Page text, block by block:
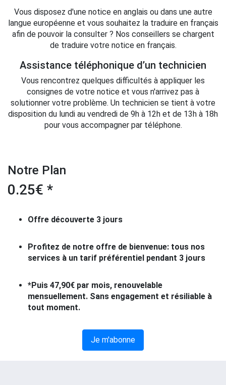
Vous disposez d'une notice en anglais ou dans une autre
langue européenne et vous souhaitez la traduire en français
afin de pouvoir la consulter ? Nos conseillers se chargent
de traduire votre notice en français.
Assistance téléphonique d’un technicien
Vous rencontrez quelques difficultés à appliquer les
consignes de votre notice et vous n'arrivez pas à
solutionner votre problème. Un technicien se tient à votre
disposition du lundi au vendredi de 9h à 12h et de 13h à 18h
pour vous accompagner par téléphone.
Notre Plan
0.25€ *
Offre découverte 3 jours
Profitez de notre offre de bienvenue: tous nos
services à un tarif préférentiel pendant 3 jours
*Puis 47,90€ par mois, renouvelable
mensuellement. Sans engagement et résiliable à
tout moment.
Je m'abonne